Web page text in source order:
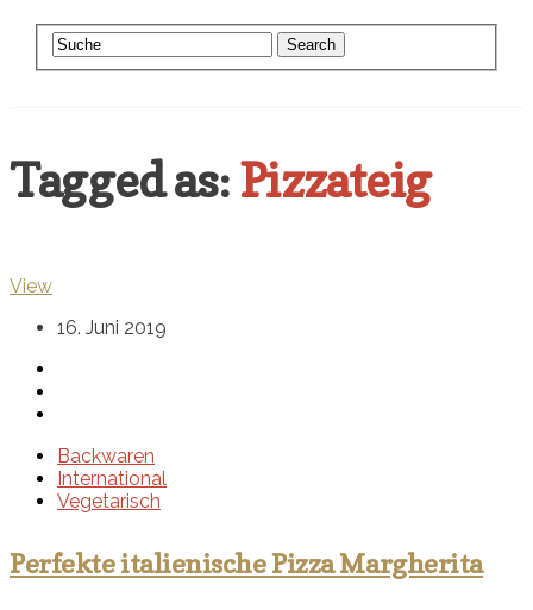
Tagged as:Pizzateig
View
16. Juni 2019
Backwaren
International
Vegetarisch
Perfekte italienische Pizza Margherita